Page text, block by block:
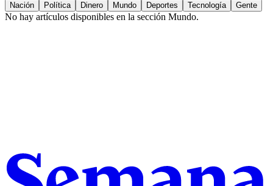
Nación Política Dinero Mundo Deportes Tecnología Gente
No hay artículos disponibles en la sección Mundo.